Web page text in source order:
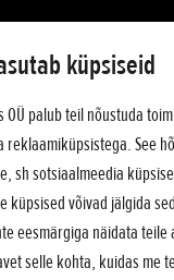
küpsiseid
OÜ palub teil nõustuda
reklaamiküpsistega. See
sh sotsiaalmeedia
küpsised võivad jälgida
eesmärgiga näidata teile
selle kohta, kuidas me
PROOVISÕIDULE